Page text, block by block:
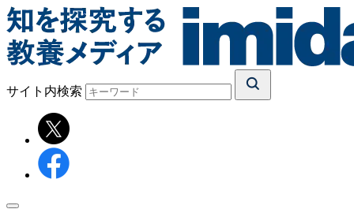
サイト内検索